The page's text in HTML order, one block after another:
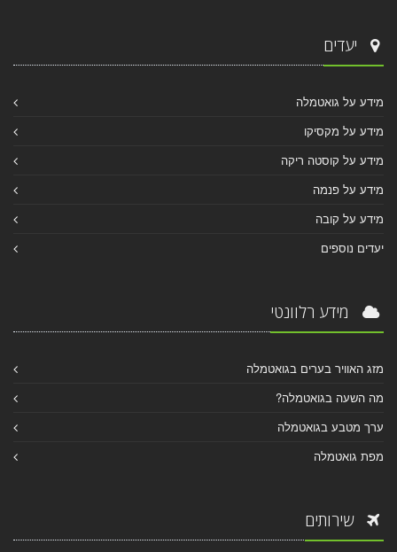
יעדים
מידע על גואטמלה
מידע על מקסיקו
מידע על קוסטה ריקה
מידע על פנמה
מידע על קובה
יעדים נוספים
מידע רלוונטי
מזג האוויר בערים בגואטמלה
מה השעה בגואטמלה?
ערך מטבע בגואטמלה
מפת גואטמלה
שירותים